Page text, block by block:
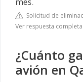
Solicitud de
Ver respuesta
¿Cuánto
avión en